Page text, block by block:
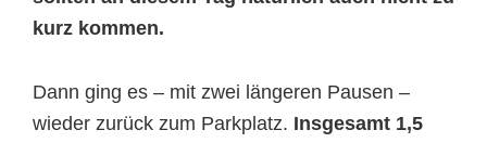
kurz kommen.
Dann ging es – mit zwei längeren Pausen –
wieder zurück zum Parkplatz. Insgesamt 1,5